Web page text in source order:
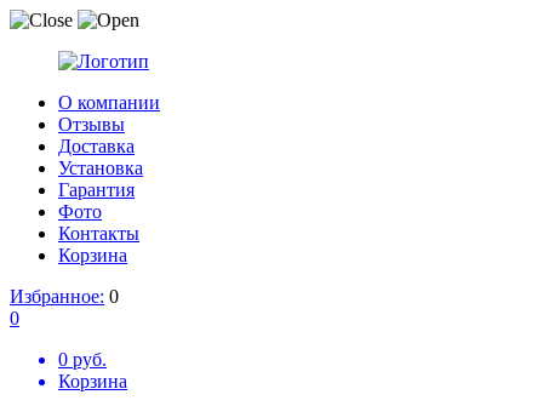
О компании
Отзывы
Доставка
Установка
Гарантия
Фото
Контакты
Корзина
Избранное: 0
0
0 руб.
Корзина